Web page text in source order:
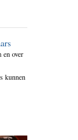
en over
kunnen